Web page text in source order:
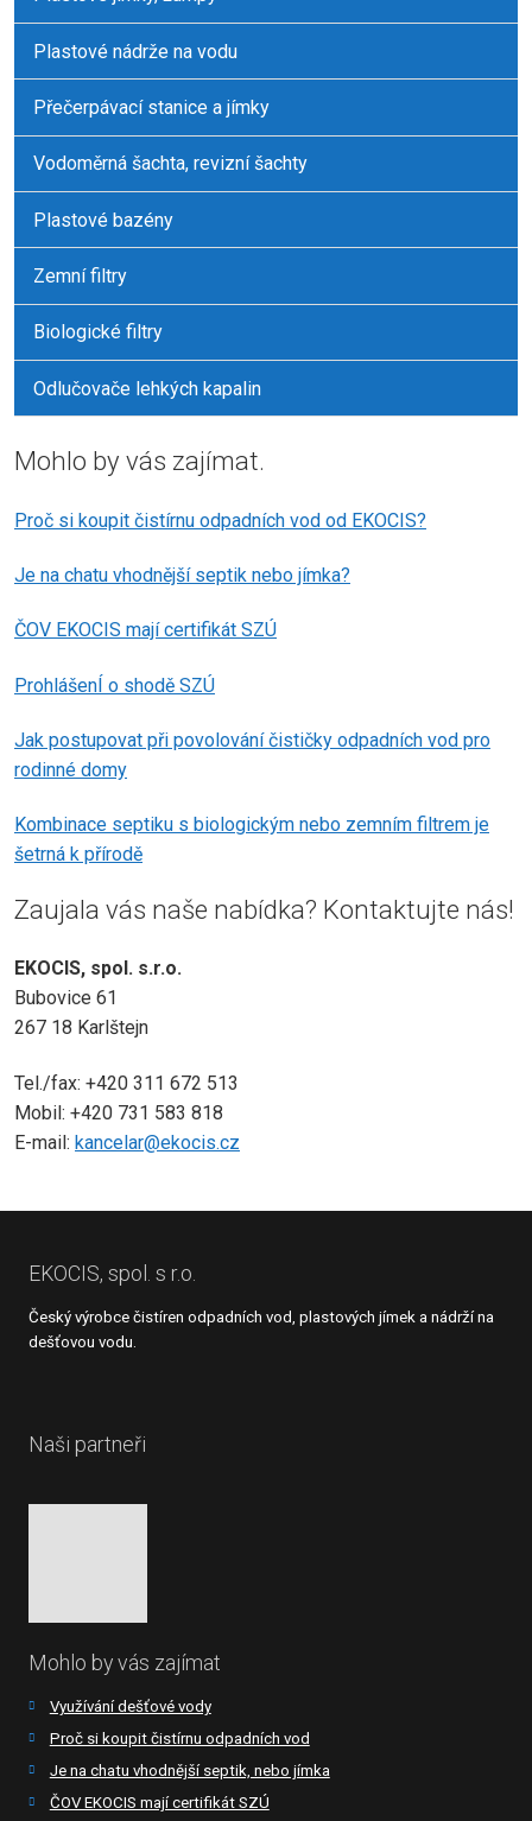
Plastové nádrže na vodu
Přečerpávací stanice a jímky
Vodoměrná šachta, revizní šachty
Plastové bazény
Zemní filtry
Biologické filtry
Odlučovače lehkých kapalin
Mohlo by vás zajímat.
Proč si koupit čistírnu odpadních vod od EKOCIS?
Je na chatu vhodnější septik nebo jímka?
ČOV EKOCIS mají certifikát SZÚ
ProhlášenÍ o shodě SZÚ
Jak postupovat při povolování čističky odpadních vod pro
rodinné domy
Kombinace septiku s biologickým nebo zemním filtrem je
šetrná k přírodě
Zaujala vás naše nabídka? Kontaktujte nás!
EKOCIS, spol. s.r.o.
Bubovice 61
267 18 Karlštejn
Tel./fax: +420 311 672 513
Mobil: +420 731 583 818
E-mail: kancelar@ekocis.cz
EKOCIS, spol. s r.o.
Český výrobce čistíren odpadních vod, plastových jímek a nádrží na
dešťovou vodu.
Naši partneři
Mohlo by vás zajímat
Využívání dešťové vody
Proč si koupit čistírnu odpadních vod
Je na chatu vhodnější septik, nebo jímka
ČOV EKOCIS mají certifikát SZÚ